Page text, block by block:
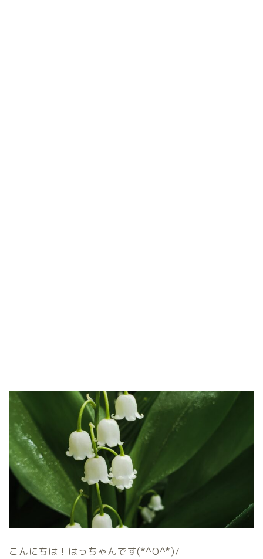
こんにちは！はっちゃんです(*^O^*)/